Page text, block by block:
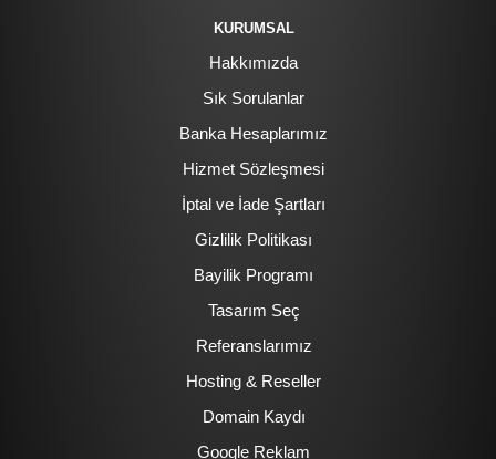
KURUMSAL
Hakkımızda
Sık Sorulanlar
Banka Hesaplarımız
Hizmet Sözleşmesi
İptal ve İade Şartları
Gizlilik Politikası
Bayilik Programı
Tasarım Seç
Referanslarımız
Hosting & Reseller
Domain Kaydı
Google Reklam